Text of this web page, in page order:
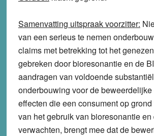
Samenvatting uitspraak voorzitter:
van een serieus te nemen
claims met betrekking tot het
gebreken door bioresonantie en de
aandragen van voldoende
onderbouwing voor de
effecten die een consument op
van het gebruik van bioresonantie en
verwachten, brengt mee dat de